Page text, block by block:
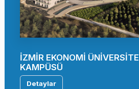
İZMİR EKONOMİ
KAMPÜSÜ
Detaylar